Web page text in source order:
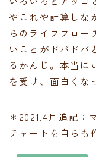
やこれや計算しな
らのライフフロー
いことがドバドバ
るかんじ。本当に
を受け、面白くな
＊2021.4月追記：
チャートを自らも